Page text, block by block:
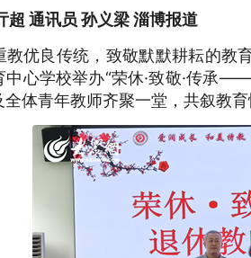
超 通讯员 孙义梁 淄博报道
教优良传统，致敬默默耕耘的教
中心学校举办“荣休·致敬·传承
全体青年教师齐聚一堂，共叙教